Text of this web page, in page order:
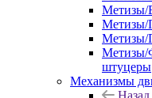
Метизы/
Метизы/
Метизы/
Метизы/
штуцеры
Механизмы
Назад